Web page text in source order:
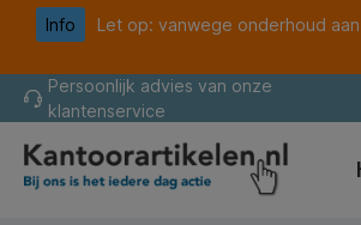
Ga naar de
Info
Let op: vanwege onderhoud
Persoonlijk advies van onze
klantenservice